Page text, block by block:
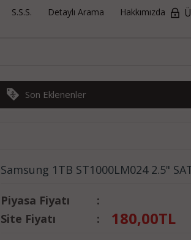
S.S.S. Detaylı Arama Hakkımızda
Son Eklenenler
Samsung 1TB ST1000LM024 2.5"
Piyasa Fiyatı
:
Site Fiyatı
: 180,00TL